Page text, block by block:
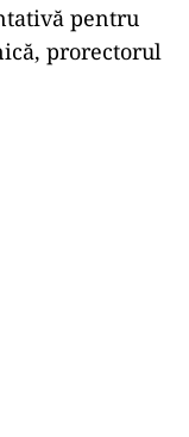
pentru
prorectorul